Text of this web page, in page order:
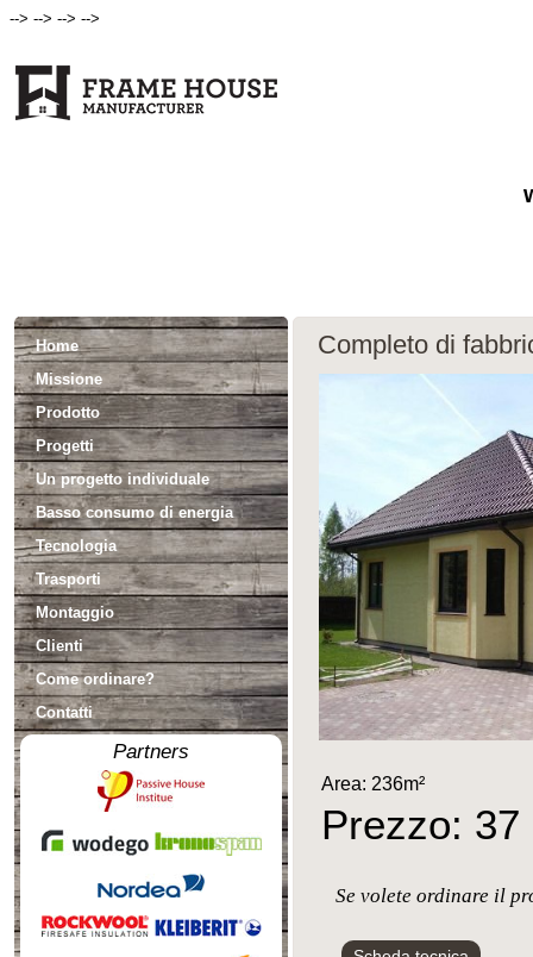
--> --> --> -->
Home
Missione
Prodotto
Progetti
Un progetto individuale
Basso consumo di energia
Tecnologia
Trasporti
Montaggio
Clienti
Come ordinare?
Contatti
Partners
Completo di
Area: 236m²
Prezzo: 37
Se volete ordinare il